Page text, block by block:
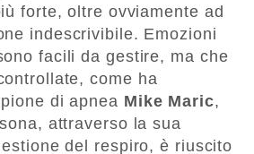
forte, oltre ovviamente ad
indescrivibile. Emozioni
facili da gestire, ma che
come ha
di apnea Mike Maric,
attraverso la sua
del respiro, è riuscito